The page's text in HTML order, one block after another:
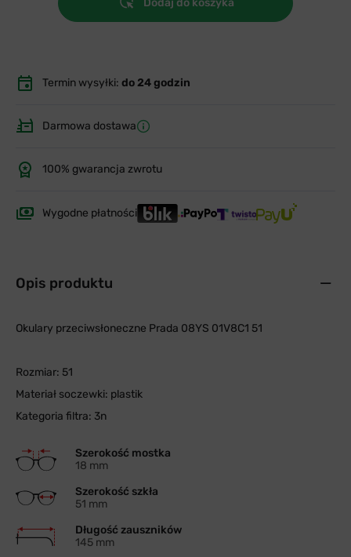
Dodaj do koszyka
Termin wysyłki: do 24 godzin
Darmowa dostawa
100% gwarancja zwrotu
Wygodne płatności
Opis produktu
Okulary przeciwsłoneczne Prada 08YS 01V8C1 51
Rozmiar: 51
Materiał soczewki: plastik
Kategoria filtra: 3n
Szerokość mostka
18 mm
Szerokość szkła
51 mm
Długość zauszników
145 mm